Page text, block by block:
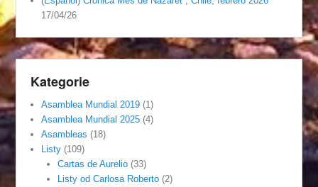
17/04/26
Kategorie
Asamblea Mundial 2019 (1)
Asamblea Mundial 2025 (4)
Asambleas (18)
Listy (109)
Cartas de Aurelio(33)
Listy od Carlosa Roberto(2)